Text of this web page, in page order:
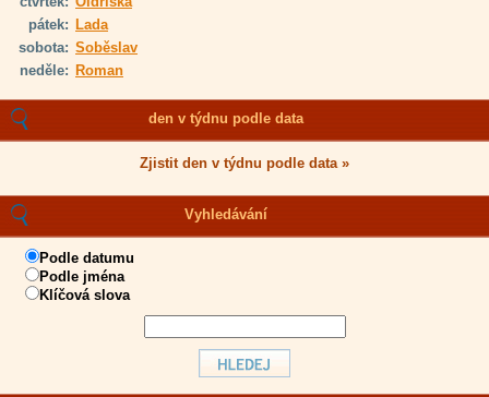
pátek: Lada
sobota: Soběslav
neděle: Roman
den v týdnu podle data
Zjistit den v týdnu podle data »
Vyhledávání
Podle datumu
Podle jména
Klíčová slova